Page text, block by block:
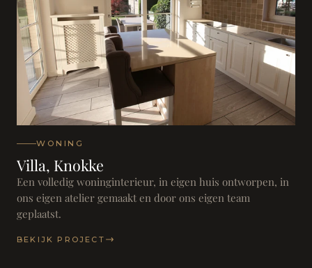
WONING
Villa, Knokke
Een volledig woninginterieur, in eigen huis ontworpen, in
ons eigen atelier gemaakt en door ons eigen team
geplaatst.
BEKIJK PROJECT